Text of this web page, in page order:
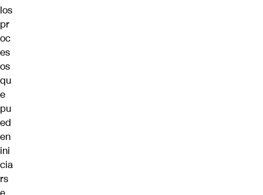
los
pr
oc
es
os
qu
e
pu
ed
en
ini
cia
rs